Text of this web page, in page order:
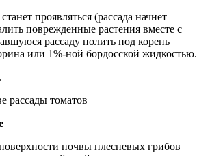
проявляться (рассада начнет
поврежденные растения вместе с
рассаду полить под корень
или 1%-ной бордосской жидкостью.
почвы плесневых грибов